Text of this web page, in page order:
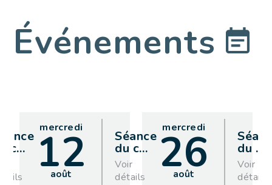
Événements
c…
mercredi
12
août
Séance
du c…
Voir
détails
mercredi
26
août
du …
Voir
détails